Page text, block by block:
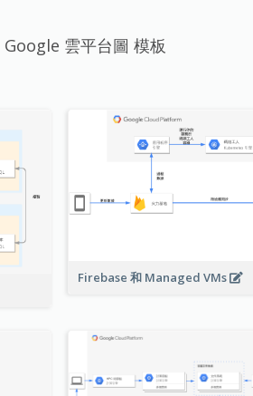
雲平台圖 模板
Firebase 和 Managed VMs